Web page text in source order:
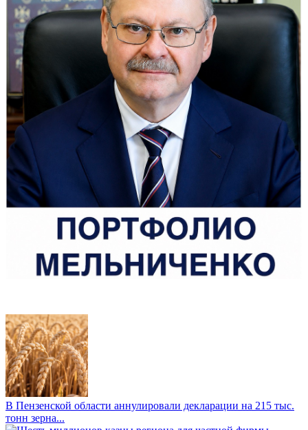
В Пензенской области аннулировали декларации на 215 тыс.
тонн зерна...